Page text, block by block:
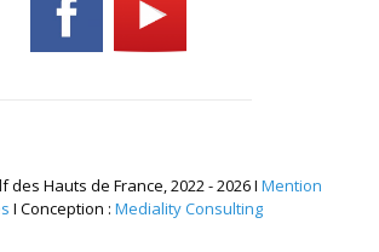
des Hauts de France, 2022 - 2026 I Mention
I Conception : Mediality Consulting